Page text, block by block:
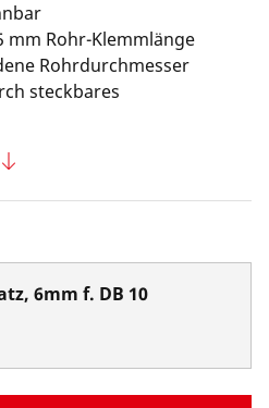
mm Rohr-Klemmlänge
Rohrdurchmesser
steckbares
6mm f. DB 10